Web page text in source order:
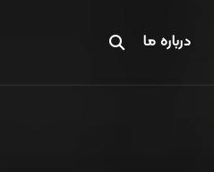
درباره ما